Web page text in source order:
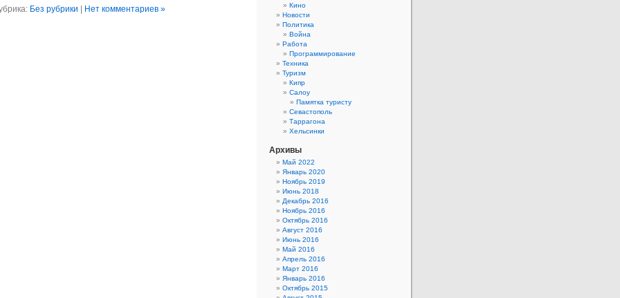
Без рубрики Нет комментариев »
Кино
Новости
Политика
Война
Работа
Программирование
Техника
Туризм
Кипр
Салоу
Памятка туристу
Севастополь
Таррагона
Хельсинки
Архивы
Май 2022
Январь 2020
Ноябрь 2019
Июнь 2018
Декабрь 2016
Ноябрь 2016
Октябрь 2016
Август 2016
Июнь 2016
Май 2016
Апрель 2016
Март 2016
Январь 2016
Октябрь 2015